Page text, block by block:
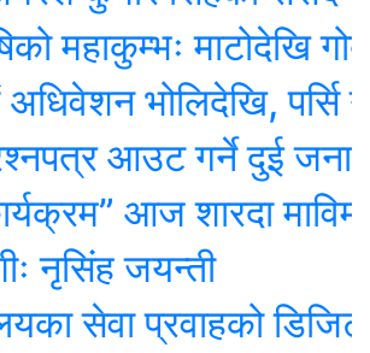
माटोदेखि गोबर
भोलिदेखि, पर्सि नीति
आउट गर्ने दुई जना
आज शारदा
जयन्ती
प्रवाहको डिजिटल